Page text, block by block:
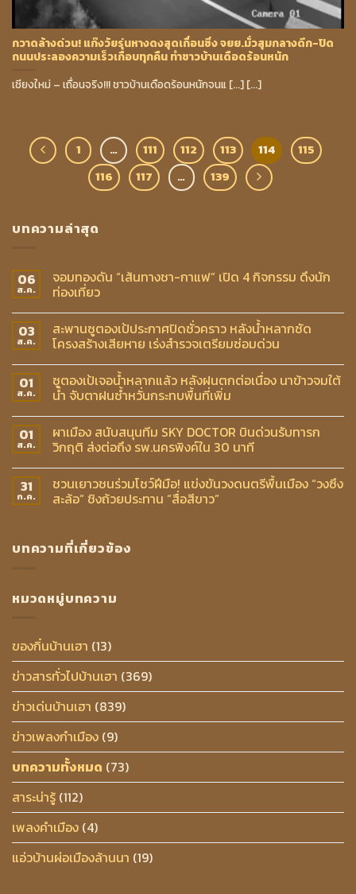
กวาดล้างด่วน! แก๊งวัยรุ่นหางดงสุดเถื่อนซิ่ง จยย.มั่วสุมกลางดึก-ปิด
ถนนประลองความเร็วเกือบทุกคืน ทำชาวบ้านเดือดร้อนหนัก
เชียงใหม่ – เถื่อนจริง!!! ชาวบ้านเดือดร้อนหนักจนแ [...] [...]
1 … 111 112 113 114
115
116
117 … 139
บทความล่าสุด
06
ส.ค.
จอมทองดัน “เส้นทางชา-กาแฟ” เปิด 4 กิจกรรม ดึงนัก
ท่องเที่ยว
03
ส.ค.
สะพานซูตองเป้ประกาศปิดชั่วคราว หลังน้ำหลากซัด
โครงสร้างเสียหาย เร่งสำรวจเตรียมซ่อมด่วน
01
ส.ค.
ซูตองเป้เจอน้ำหลากแล้ว หลังฝนตกต่อเนื่อง นาข้าวจมใต้
น้ำ จับตาฝนซ้ำหวั่นกระทบพื้นที่เพิ่ม
01
ส.ค.
ผาเมือง สนับสนุนทีม SKY DOCTOR บินด่วนรับทารก
วิกฤติ ส่งต่อถึง รพ.นครพิงค์ใน 30 นาที
31
ก.ค.
ชวนเยาวชนร่วมโชว์ฝีมือ! แข่งขันวงดนตรีพื้นเมือง “วงซึง
สะล้อ” ชิงถ้วยประทาน “สื่อสีขาว”
บทความที่เกี่ยวข้อง
หมวดหมู่บทความ
ของกิ๋นบ้านเฮา (13)
ข่าวสารทั่วไปบ้านเฮา (369)
ข่าวเด่นบ้านเฮา (839)
ข่าวเพลงกำเมือง (9)
บทความทั้งหมด (73)
สาระน่ารู้ (112)
เพลงคำเมือง (4)
แอ่วบ้านผ่อเมืองล้านนา (19)